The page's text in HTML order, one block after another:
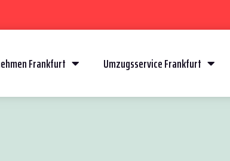
Frankfurt Umzugsservice Frankfurt